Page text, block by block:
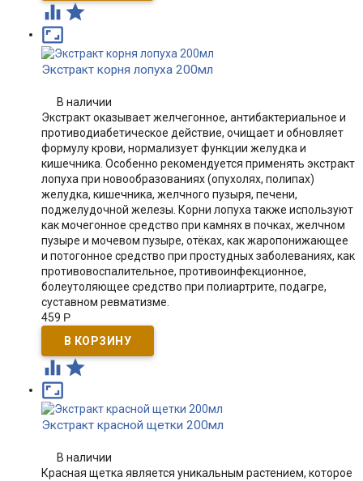
 

Экстракт корня лопуха 200мл
В наличии
Экстракт оказывает желчегонное, антибактериальное и
противодиабетическое действие, очищает и обновляет
формулу крови, нормализует функции желудка и
кишечника. Особенно рекомендуется применять экстракт
лопуха при новообразованиях (опухолях, полипах)
желудка, кишечника, желчного пузыря, печени,
поджелудочной железы. Корни лопуха также используют
как мочегонное средство при камнях в почках, желчном
пузыре и мочевом пузыре, отёках, как жаропонижающее
и потогонное средство при простудных заболеваниях, как
противовоспалительное, противоинфекционное,
болеутоляющее средство при полиартрите, подагре,
суставном ревматизме.
459 Р
 

Экстракт красной щетки 200мл
В наличии
Красная щетка является уникальным растением, которое